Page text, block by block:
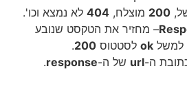
200 מוצלח, 404 לא נמצא וכו'.
– מחזיר את הטקסט שנובע
למשל ok לסטטוס 200
.
ה-url של ה-response
.